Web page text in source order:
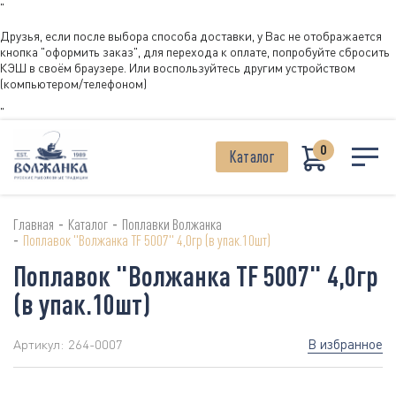
"
Друзья, если после выбора способа доставки, у Вас не отображается
кнопка "оформить заказ", для перехода к оплате, попробуйте сбросить
КЭШ в своём браузере. Или воспользуйтесь другим устройством
(компьютером/телефоном)
"
Каталог 0
Главная - Каталог - Поплавки Волжанка
- Поплавок "Волжанка TF 5007" 4,0гр (в упак.10шт)
Поплавок "Волжанка TF 5007" 4,0гр
(в упак.10шт)
Артикул: 264-0007 В избранное